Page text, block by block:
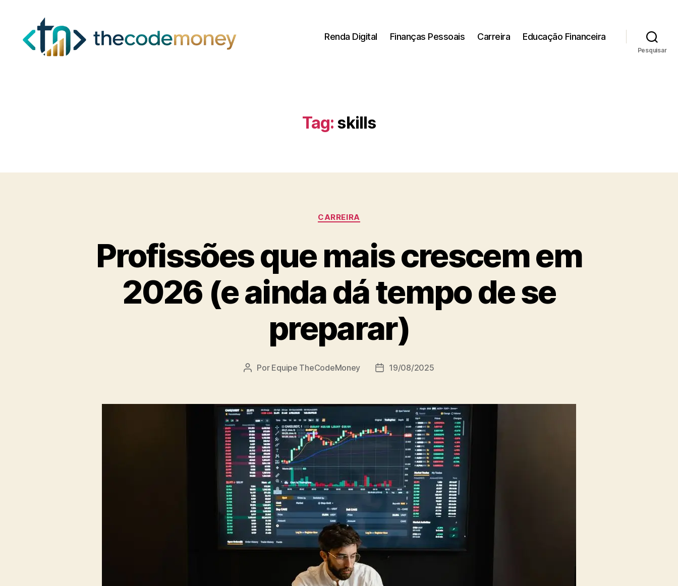
Renda Digital Finanças Pessoais Carreira Educação Financeira
Pesquisar
Tag: skills
Categorias
CARREIRA
Profissões que mais crescem em
2026 (e ainda dá tempo de se
preparar)
Autor
Por Equipe TheCodeMoney
Data19/08/2025